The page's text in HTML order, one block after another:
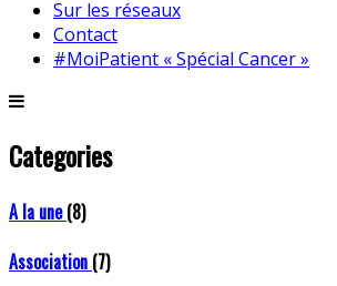
Sur les réseaux
Contact
#MoiPatient « Spécial Cancer »
Categories
A la une(8)
Association (7)